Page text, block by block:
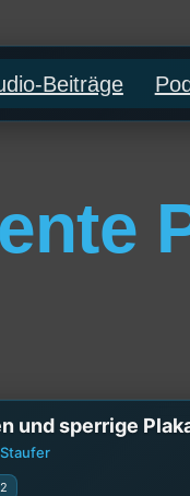
Beiträge
und sperrige